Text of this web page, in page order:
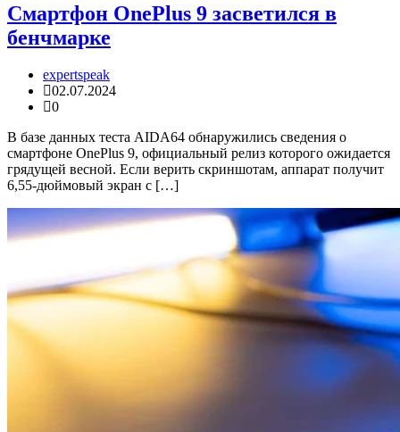
Смартфон OnePlus 9 засветился в
бенчмарке
expertspeak
02.07.2024
0
В базе данных теста AIDA64 обнаружились сведения о
смартфоне OnePlus 9, официальный релиз которого ожидается
грядущей весной. Если верить скриншотам, аппарат получит
6,55-дюймовый экран с […]